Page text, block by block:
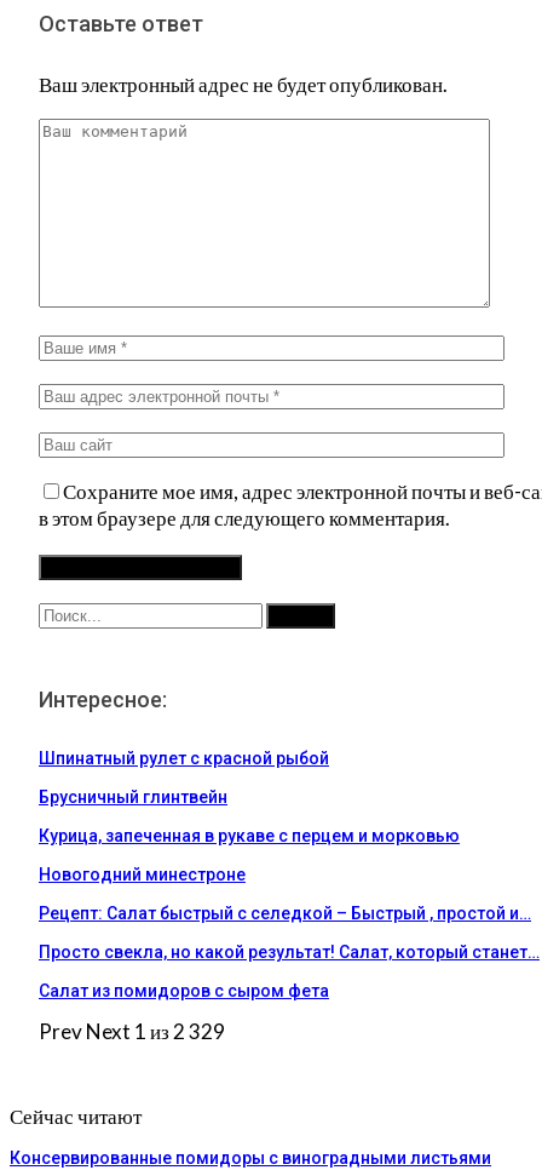
Оставьте ответ
Ваш электронный адрес не будет опубликован.
Сохраните мое имя, адрес электронной почты и веб-
в этом браузере для следующего комментария.
Интересное:
Шпинатный рулет с красной рыбой
Брусничный глинтвейн
Курица, запеченная в рукаве с перцем и морковью
Новогодний минестроне
Рецепт: Салат быстрый с селедкой – Быстрый , простой и…
Просто свекла, но какой результат! Салат, который станет…
Салат из помидоров с сыром фета
PrevNext 1 из 2 329
Сейчас читают
Консервированные помидоры с виноградными листьями